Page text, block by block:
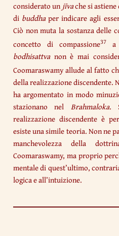
considerato un jīvache si
di buddhaper indicare agli
Ciò non muta la sostanza delle
concetto di compassione37 a
bodhisattva non è mai
Coomaraswamy allude al fatto
della realizzazione discendente.
ha argomentato in modo
stazionano nel Brahmaloka.
realizzazione discendente è
esiste una simile teoria. Non ne
manchevolezza della
Coomaraswamy, ma proprio
mentale di quest’ultimo,
logica e all’intuizione.